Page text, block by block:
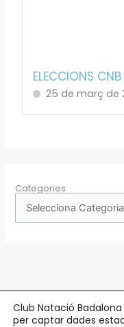
ELECCIONS
25 de març de
Categories
Club Natació
per captar dades